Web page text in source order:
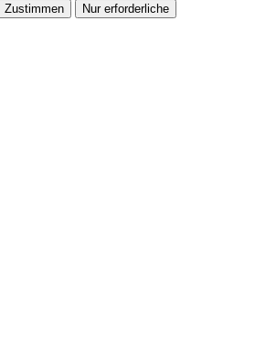
Zustimmen Nur erforderliche